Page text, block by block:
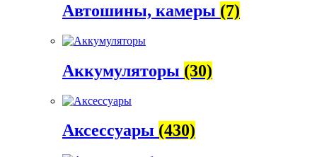
Автошины, камеры (7)
Аккумуляторы (30)
Аксессуары (430)